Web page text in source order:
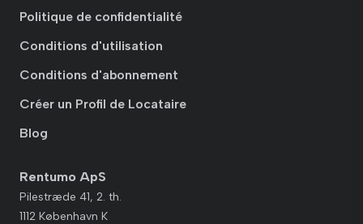
Politique de confidentialité
Conditions d'utilisation
Conditions d'abonnement
Créer un Profil de Locataire
Blog
Rentumo ApS
Pilestræde 41, 2. th.
1112 København K